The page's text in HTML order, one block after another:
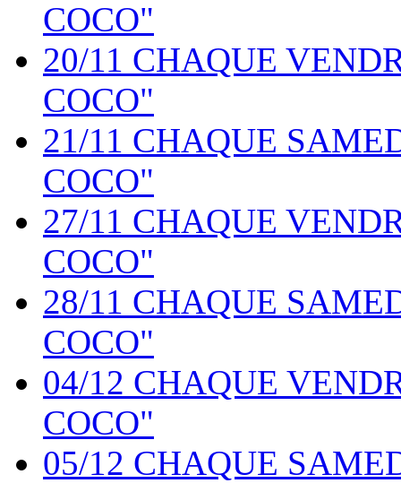
COCO"
20/11 CHAQUE
COCO"
21/11 CHAQUE
COCO"
27/11 CHAQUE
COCO"
28/11 CHAQUE
COCO"
04/12 CHAQUE
COCO"
05/12 CHAQUE